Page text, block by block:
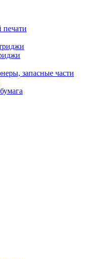
печати
запасные части